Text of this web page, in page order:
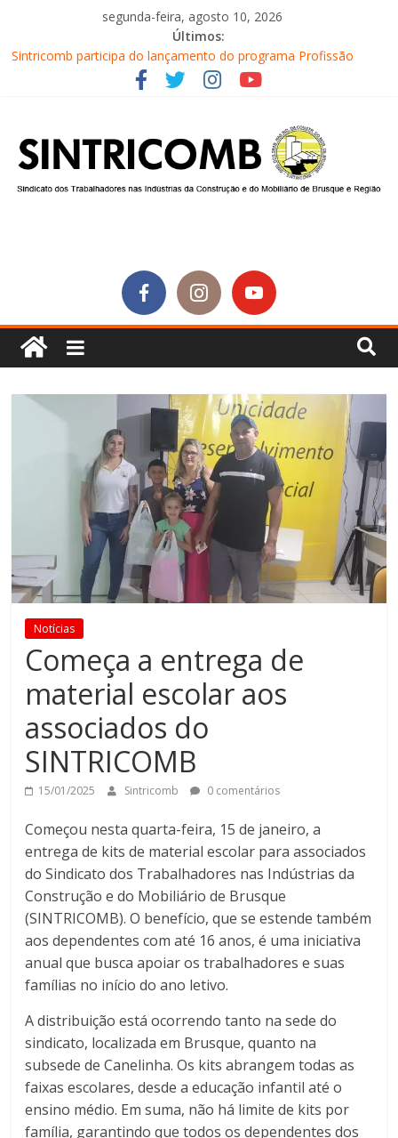
segunda-feira, agosto 10, 2026
Últimos:
Sintricomb participa do lançamento do programa Profissão
Construir em Brusque
Equipe do SINTRICOMB realiza mais uma edição do Café na
Conselho Fiscal do SINTRICOMB realiza avaliação das contas do
sindicato
Diretores do SINTRICOMB são eleitos para a direção da Nova
Central Sindical de SC
Notícias
Começa a entrega de
material escolar aos
associados do
SINTRICOMB
15/01/2025 Sintricomb 0 comentários
Começou nesta quarta-feira, 15 de janeiro, a
entrega de kits de material escolar para associados
do Sindicato dos Trabalhadores nas Indústrias da
Construção e do Mobiliário de Brusque
(SINTRICOMB). O benefício, que se estende também
aos dependentes com até 16 anos, é uma iniciativa
anual que busca apoiar os trabalhadores e suas
famílias no início do ano letivo.
A distribuição está ocorrendo tanto na sede do
sindicato, localizada em Brusque, quanto na
subsede de Canelinha. Os kits abrangem todas as
faixas escolares, desde a educação infantil até o
ensino médio. Em suma, não há limite de kits por
família, garantindo que todos os dependentes dos